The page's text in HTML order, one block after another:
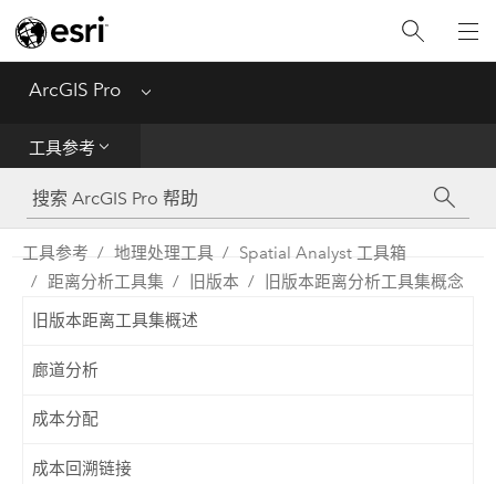
ArcGIS Pro Menu
工具参考
工具参考
Python
SDK
工具参考 地理处理工具
Spatial Analyst 工具箱
距离分析工具集
旧版本
旧版本距离分析工具集概念
旧版本距离工具集概述
廊道分析
成本分配
成本回溯链接